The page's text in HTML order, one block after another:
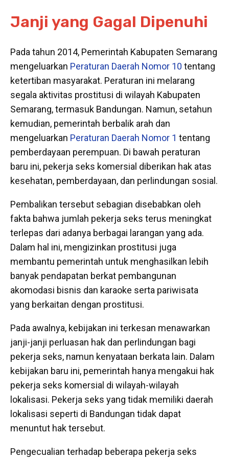
Janji yang Gagal Dipenuhi
Pada tahun 2014, Pemerintah Kabupaten Semarang
mengeluarkan Peraturan Daerah Nomor 10 tentang
ketertiban masyarakat. Peraturan ini melarang
segala aktivitas prostitusi di wilayah Kabupaten
Semarang, termasuk Bandungan. Namun, setahun
kemudian, pemerintah berbalik arah dan
mengeluarkan Peraturan Daerah Nomor 1 tentang
pemberdayaan perempuan. Di bawah peraturan
baru ini, pekerja seks komersial diberikan hak atas
kesehatan, pemberdayaan, dan perlindungan sosial.
Pembalikan tersebut sebagian disebabkan oleh
fakta bahwa jumlah pekerja seks terus meningkat
terlepas dari adanya berbagai larangan yang ada.
Dalam hal ini, mengizinkan prostitusi juga
membantu pemerintah untuk menghasilkan lebih
banyak pendapatan berkat pembangunan
akomodasi bisnis dan karaoke serta pariwisata
yang berkaitan dengan prostitusi.
Pada awalnya, kebijakan ini terkesan menawarkan
janji-janji perluasan hak dan perlindungan bagi
pekerja seks, namun kenyataan berkata lain. Dalam
kebijakan baru ini, pemerintah hanya mengakui hak
pekerja seks komersial di wilayah-wilayah
lokalisasi. Pekerja seks yang tidak memiliki daerah
lokalisasi seperti di Bandungan tidak dapat
menuntut hak tersebut.
Pengecualian terhadap beberapa pekerja seks